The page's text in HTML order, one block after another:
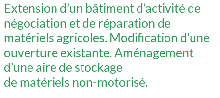
Extension d’un bâtiment d’activité de
négociation et de réparation de
matériels agricoles. Modification d’une
ouverture existante. Aménagement
d’une aire de stockage
de matériels non-motorisé.